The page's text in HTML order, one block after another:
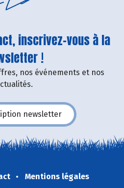
inscrivez-vous à la
!
nos événements et nos
newsletter
Mentions légales